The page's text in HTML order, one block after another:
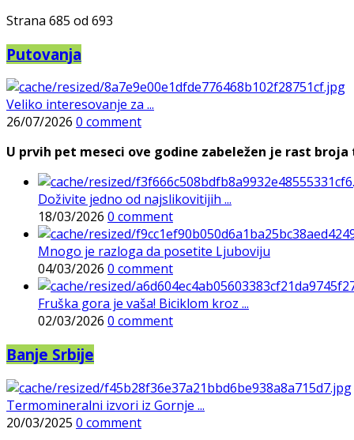
Strana 685 od 693
Putovanja
Veliko interesovanje za ...
26/07/2026 0 comment
U prvih pet meseci ove godine zabeležen je rast
Doživite jedno od najslikovitijih ...
18/03/2026 0 comment
Mnogo je razloga da posetite Ljuboviju
04/03/2026 0 comment
Fruška gora je vaša! Biciklom kroz ...
02/03/2026 0 comment
Banje Srbije
Termomineralni izvori iz Gornje ...
20/03/2025 0 comment